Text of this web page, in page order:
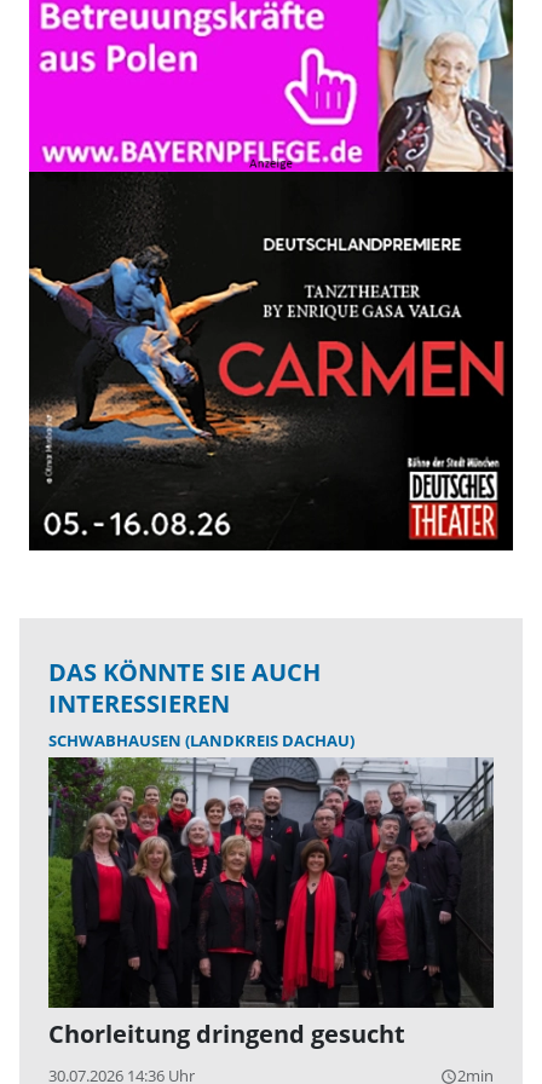
DAS KÖNNTE SIE AUCH
INTERESSIEREN
SCHWABHAUSEN (LANDKREIS DACHAU)
Chorleitung dringend gesucht
30.07.2026 14:36 Uhr query_builder2min